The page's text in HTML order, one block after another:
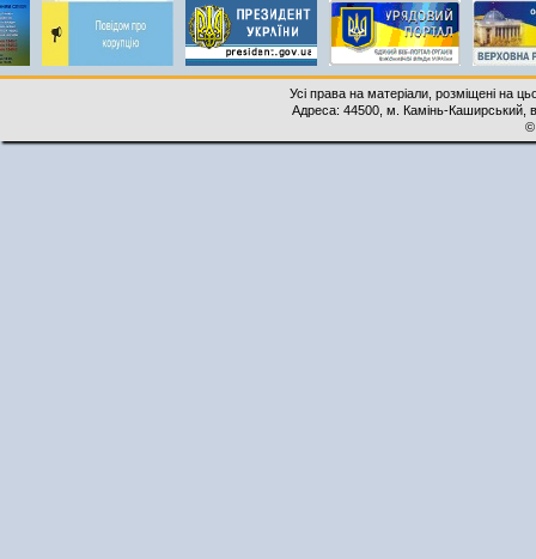
Усі права на матеріали, розміщені на
Адреса: 44500, м. Камінь-Каширський,
©